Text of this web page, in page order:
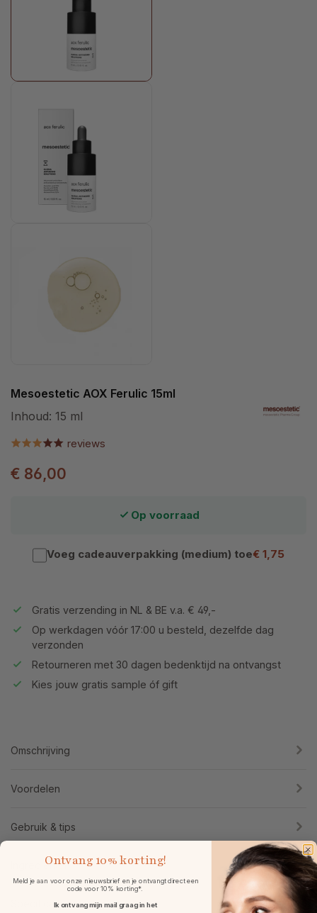
Mesoestetic AOX Ferulic 15ml
Inhoud: 15 ml
reviews
€ 86,00
Op voorraad
Voeg cadeauverpakking (medium) toe€ 1,75
Gratis verzending in NL & BE v.a. € 49,-
Op werkdagen vóór 17:00 u besteld, dezelfde dag
verzonden
Retourneren met 30 dagen bedenktijd na ontvangst
Kies jouw gratis sample óf gift
Omschrijving
Voordelen
Gebruik & tips
Ingrediënten
Specificaties
Ontvang 10% korting!
Meld je aan voor onze nieuwsbrief en je ontvangt direct een
code voor 10% korting*.
Ik ontvang mijn mail graag in het